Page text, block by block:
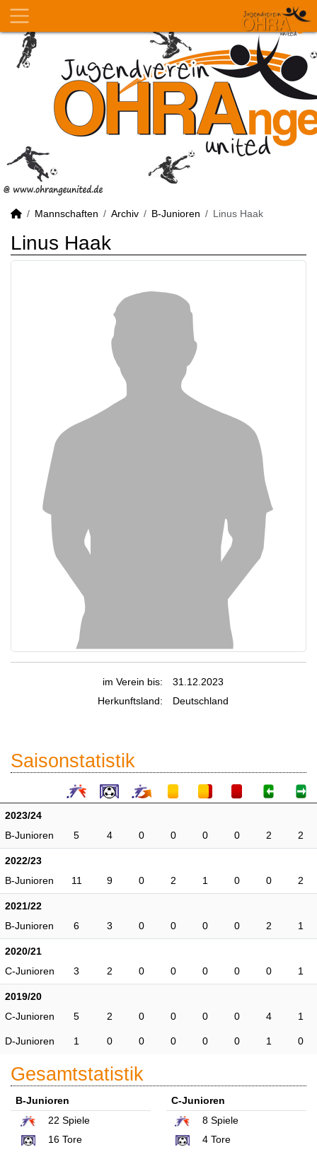
Mannschaften Archiv B-Junioren Linus Haak
Linus Haak
im Verein bis:
31.12.2023
Herkunftsland:
Deutschland
Saisonstatistik
2023/24
B-Junioren
5 4 0 0 0 0 2 2
2022/23
B-Junioren
11 9 0 2 1 0 0 2
2021/22
B-Junioren
6 3 0 0 0 0 2 1
2020/21
C-Junioren
3 2 0 0 0 0 0 1
2019/20
C-Junioren
5 2 0 0 0 0 4 1
D-Junioren 1 0 0 0 0 0 1 0
Gesamtstatistik
B-Junioren
22 Spiele
16 Tore
C-Junioren
8Spiele
4Tore